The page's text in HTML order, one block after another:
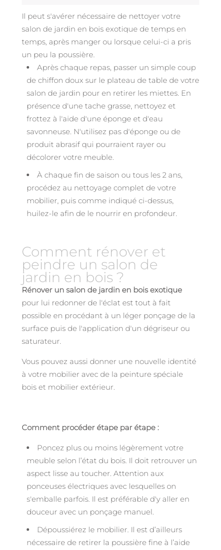
Il peut s'avérer nécessaire de nettoyer votre
salon de jardin en bois exotique de temps en
temps, après manger ou lorsque celui-ci a pris
un peu la poussière.
Après chaque repas, passer un simple coup
de chiffon doux sur le plateau de table de votre
salon de jardin pour en retirer les miettes. En
présence d'une tache grasse, nettoyez et
frottez à l'aide d'une éponge et d'eau
savonneuse. N'utilisez pas d'éponge ou de
produit abrasif qui pourraient rayer ou
décolorer votre meuble.
À chaque fin de saison ou tous les 2 ans,
procédez au nettoyage complet de votre
mobilier, puis comme indiqué ci-dessus,
huilez-le afin de le nourrir en profondeur.
Comment rénover et
peindre un salon de
jardin en bois ?
Rénover un salon de jardin en bois exotique
pour lui redonner de l'éclat est tout à fait
possible en procédant à un léger ponçage de la
surface puis de l'application d'un dégriseur ou
saturateur.
Vous pouvez aussi donner une nouvelle identité
à votre mobilier avec de la peinture spéciale
bois et mobilier extérieur.
Comment procéder étape par étape :
Poncez plus ou moins légèrement votre
meuble selon l’état du bois. Il doit retrouver un
aspect lisse au toucher. Attention aux
ponceuses électriques avec lesquelles on
s'emballe parfois. Il est préférable d'y aller en
douceur avec un ponçage manuel.
Dépoussiérez le mobilier. Il est d’ailleurs
nécessaire de retirer la poussière fine à l’aide